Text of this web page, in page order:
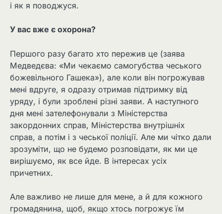
і як я поводжуся.
У вас вже є охорона?
Першого разу багато хто пережив це (заява
Медведєва: «Ми чекаємо самогубства чеського
божевільного Гашека»), але коли він погрожував
мені вдруге, я одразу отримав підтримку від
уряду, і були зроблені різні заяви. А наступного
дня мені зателефонували з Міністерства
закордонних справ, Міністерства внутрішніх
справ, а потім і з чеської поліції. Але ми чітко дали
зрозуміти, що не будемо розповідати, як ми це
вирішуємо, як все йде. В інтересах усіх
причетних.
Але важливо не лише для мене, а й для кожного
громадянина, щоб, якщо хтось погрожує їм